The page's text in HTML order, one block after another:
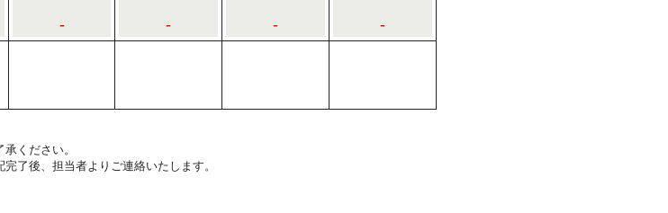
- - - -
ください。
了後、担当者よりご連絡いたします。